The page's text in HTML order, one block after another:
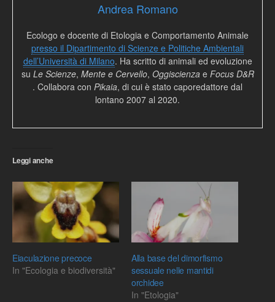
Andrea Romano
Ecologo e docente di Etologia e Comportamento Animale
presso il Dipartimento di Scienze e Politiche Ambientali
dell’Università di Milano. Ha scritto di animali ed evoluzione
su Le Scienze, Mente e Cervello, Oggiscienzae Focus D&R
. Collabora con Pikaia, di cui è stato caporedattore dal
lontano 2007 al 2020.
Leggi anche
Eiaculazione precoce
In "Ecologia e biodiversità"
Alla base del dimorfismo
sessuale nelle mantidi
orchidee
In "Etologia"